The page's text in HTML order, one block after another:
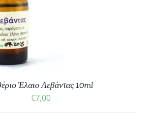
Έλαιο Λεβάντας 10ml
€7,00